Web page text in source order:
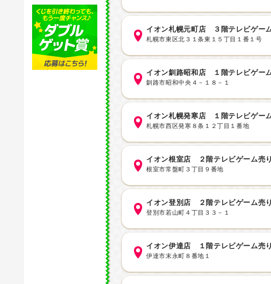
イオン札幌元町店 ３階テレビゲー
札幌市東区北３１条東１５丁目１番１号
イオン釧路昭和店 １階テレビゲー
釧路市昭和中央４－１８－１
イオン札幌発寒店 １階テレビゲー
札幌市西区発寒８条１２丁目１番地
イオン根室店 ２階テレビゲーム売
根室市常盤町３丁目９番地
イオン登別店 ２階テレビゲーム売
登別市若山町４丁目３３－１
イオン伊達店 １階テレビゲーム売
伊達市末永町８番地１